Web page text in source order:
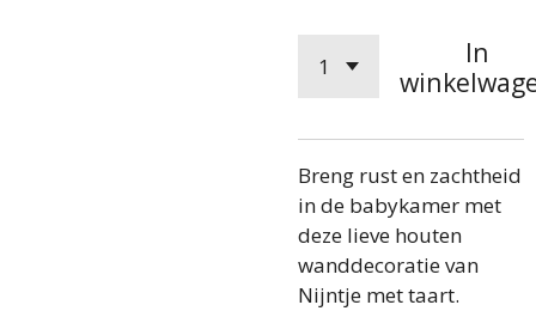
In
Breng rust en zachtheid
in de babykamer met
deze lieve houten
wanddecoratie van
Nijntje met taart.